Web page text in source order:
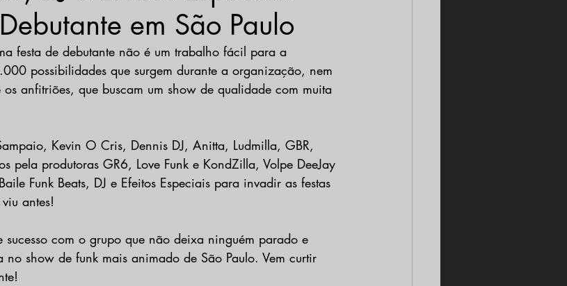
em São Paulo
festa de debutante não é um trabalho fácil para a
possibilidades que surgem durante a organização, nem
os anfitriões, que buscam um show de qualidade com muita
Kevin O Cris, Dennis DJ, Anitta, Ludmilla, GBR,
pela produtoras GR6, Love Funk e KondZilla, Volpe DeeJay
Funk Beats, DJ e Efeitos Especiais para invadir as festas
antes!
sucesso com o grupo que não deixa ninguém parado e
show de funk mais animado de São Paulo. Vem curtir